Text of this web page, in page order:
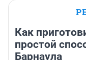
Как
простой
Барнаула